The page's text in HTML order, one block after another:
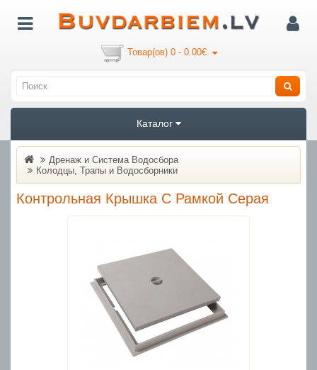
Товар(ов) 0 - 0.00€
Каталог
Дренаж и Система Водосбора
Колодцы, Трапы и Водосборники
Контрольная Крышка С Рамкой Серая